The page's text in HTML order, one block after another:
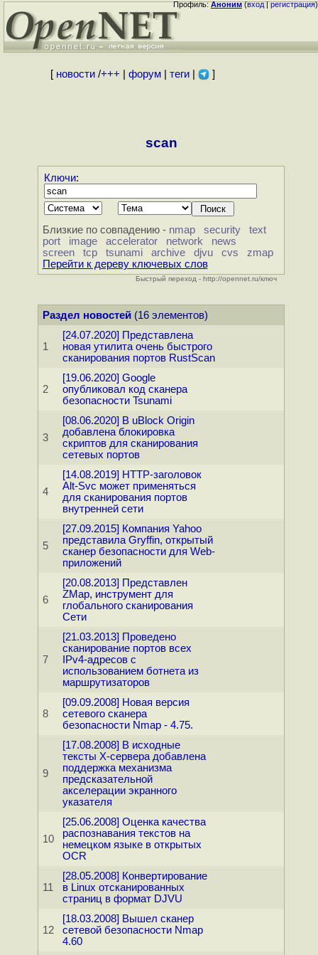
Профиль:Аноним(вход|регистрация)
[ новости/+++ форум| теги| ]
scan
Ключи:
Близкие по совпадению - nmap security
text
port
image accelerator network
news
screen
tcp tsunami archive djvu cvs
zmap
Перейти к дереву ключевых слов
Быстрый переход - http://opennet.ru/ключ
Раздел новостей(16 элементов)
1
[24.07.2020] Представлена
новая утилита очень быстрого
сканирования портов RustScan
2
[19.06.2020] Google
опубликовал код сканера
безопасности Tsunami
3
[08.06.2020] В uBlock Origin
добавлена блокировка
скриптов для сканирования
сетевых портов
4
[14.08.2019] HTTP-заголовок
Alt-Svc может применяться
для сканирования портов
внутренней сети
5
[27.09.2015] Компания Yahoo
представила Gryffin, открытый
сканер безопасности для Web-
приложений
6
[20.08.2013] Представлен
ZMap, инструмент для
глобального сканирования
Сети
7
[21.03.2013] Проведено
сканирование портов всех
IPv4-адресов с
использованием ботнета из
маршрутизаторов
8
[09.09.2008] Новая версия
сетевого сканера
безопасности Nmap - 4.75.
9
[17.08.2008] В исходные
тексты X-сервера добавлена
поддержка механизма
предсказательной
акселерации экранного
указателя
10
[25.06.2008] Оценка качества
распознавания текстов на
немецком языке в открытых
OCR
11
[28.05.2008] Конвертирование
в Linux отсканированных
страниц в формат DJVU
12
[18.03.2008] Вышел сканер
сетевой безопасности Nmap
4.60